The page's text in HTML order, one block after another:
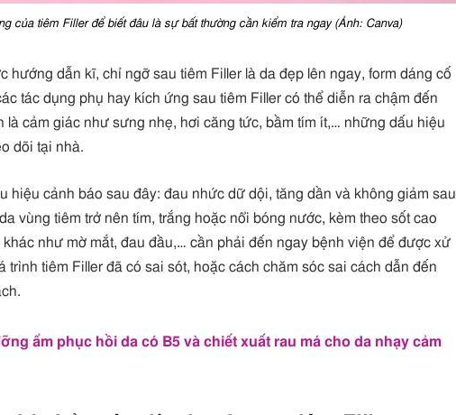
của tiêm Filler để biết đâu là sự bất thường cần kiểm tra ngay (Ảnh: Canva)
hướng dẫn kĩ, chỉ ngỡ sau tiêm Filler là da đẹp lên ngay, form dáng cố
tác dụng phụ hay kích ứng sau tiêm Filler có thể diễn ra chậm đến
là cảm giác như sưng nhẹ, hơi căng tức, bầm tím ít,… những dấu hiệu
dõi tại nhà.
hiệu cảnh báo sau đây: đau nhức dữ dội, tăng dần và không giảm sau
vùng tiêm trở nên tím, trắng hoặc nổi bóng nước, kèm theo sốt cao
như mờ mắt, đau đầu,… cần phải đến ngay bệnh viện để được xử
trình tiêm Filler đã có sai sót, hoặc cách chăm sóc sai cách dẫn đến
ẩm phục hồi da có B5 và chiết xuất rau má cho da nhạy cảm